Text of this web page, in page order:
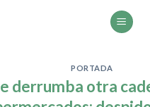
PORTADA
derrumba otra